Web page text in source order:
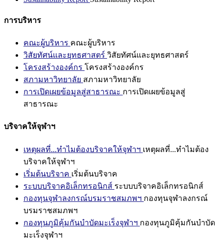
การบริหาร
คณะผู้บริหาร คณะผู้บริหาร
วิสัยทัศน์และยุทธศาสตร์ วิสัยทัศน์และยุทธศาสตร์
โครงสร้างองค์กร โครงสร้างองค์กร
สภามหาวิทยาลัย สภามหาวิทยาลัย
การเปิดเผยข้อมูลสู่สาธารณะ การเปิดเผยข้อมูลสู่
สาธารณะ
บริจาคให้จุฬาฯ
เหตุผลที่...ทำไมต้องบริจาคให้จุฬาฯ เหตุผลที่...ทำไมต้อง
บริจาคให้จุฬาฯ
เริ่มต้นบริจาค เริ่มต้นบริจาค
ระบบบริจาคอิเล็กทรอนิกส์ ระบบบริจาคอิเล็กทรอนิกส์
กองทุนจุฬาลงกรณ์บรมราชสมภพฯ กองทุนจุฬาลงกรณ์
บรมราชสมภพฯ
กองทุนภูมิคุ้มกันบำบัดมะเร็งจุฬาฯ กองทุนภูมิคุ้มกันบำบัด
มะเร็งจุฬาฯ